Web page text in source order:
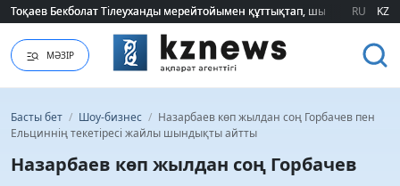
Тоқаев Бекболат Тілеуханды мерейтойымен құттықтап, шығармашылық
Тоқаев Бекболат Тілеуханды мерейтойымен құттықтап, шығармашылық
RU KZ
МӘЗІР
Басты бет / Шоу-бизнес / Назарбаев көп жылдан соң Горбачев пен
Ельциннің текетіресі жайлы шындықты айтты
Назарбаев көп жылдан соң Горбачев